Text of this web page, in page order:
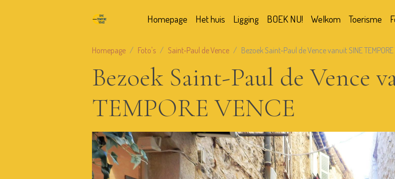
Homepage Het huis Ligging BOEK NU! Welkom Toerisme
Homepage Foto's Saint-Paul de Vence Bezoek Saint-Paul de Vence vanuit SINE TEMPORE
Bezoek Saint-Paul de Vence
TEMPORE VENCE